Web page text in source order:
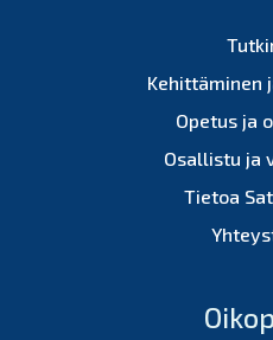
Kehittäminen
Opetus ja
Osallistu ja
Tietoa